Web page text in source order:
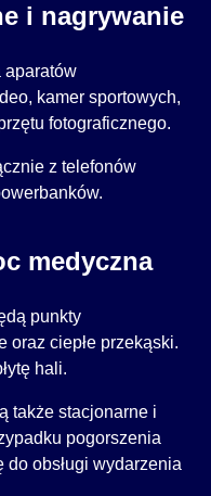
i nagrywanie
aparatów
kamer sportowych,
fotograficznego.
z telefonów
medyczna
punkty
oraz ciepłe przekąski.
hali.
także stacjonarne i
pogorszenia
do obsługi wydarzenia